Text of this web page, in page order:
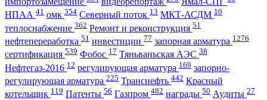
НПАА 41 омк 354 Северный поток 13 МКТ-АСДМ 10
теплоснабжение 362 Ремонт и реконструкция 51
нефтепереработка 51 инвестиции 77 запорная арматура 1276
сертификация 539 Фобос 17 Тяньваньская АЭС 38
Нефтегаз-2016 12 регулирующая арматура 169 запорно-
регулирующая арматура 225 Транснефть 442 Красный
котельщик 119 Патенты 56 Газпром 482 награды 50 Аудиты 27